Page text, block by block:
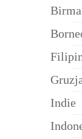
Birma
Indie